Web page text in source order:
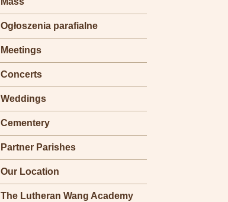
Ogłoszenia parafialne
Meetings
Concerts
Weddings
Cementery
Partner Parishes
Our Location
The Lutheran Wang Academy